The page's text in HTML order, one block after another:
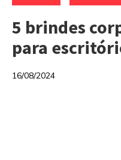
5 brindes
para
16/08/2024